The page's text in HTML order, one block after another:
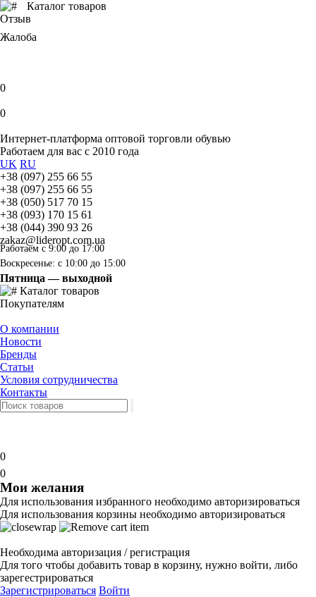
Каталог товаров
Отзыв
Жалоба
0
0
Интернет-платформа оптовой торговли обувью
Работаем для вас с 2010 года
UK RU
+38 (097) 255 66 55
+38 (097) 255 66 55
+38 (050) 517 70 15
+38 (093) 170 15 61
+38 (044) 390 93 26
zakaz@lideropt.com.ua
Работаем с 9:00 до 17:00
Воскресенье: с 10:00 до 15:00
Пятница — выходной
Каталог товаров
Покупателям
О компании
Новости
Бренды
Статьи
Условия сотрудничества
Контакты
0
0
Мои желания
Для использования избранного необходимо авторизироваться
Для использования корзины необходимо авторизироваться
Необходима авторизация / регистрация
Для того чтобы добавить товар в корзину, нужно войти, либо
зарегестрироваться
Зарегистрироваться Войти